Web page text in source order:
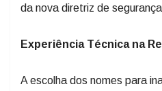
da nova diretriz de
Experiência Técnica na
A escolha dos nomes para